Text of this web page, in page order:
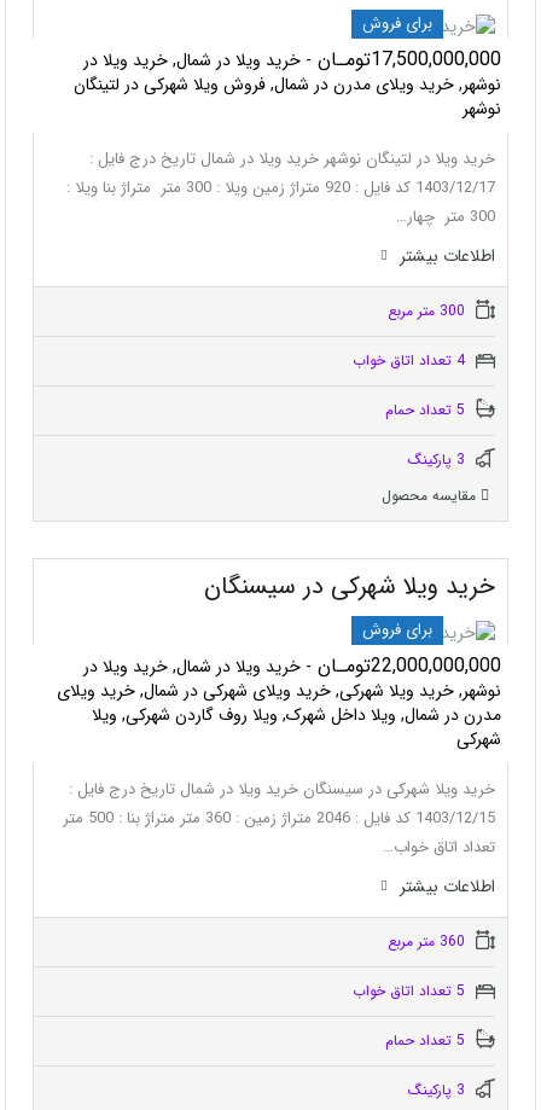
برای فروش
17,500,000,000تومـان
- خرید ویلا در شمال, خرید ویلا در
نوشهر, خرید ویلای مدرن در شمال, فروش ویلا شهرکی در لتینگان
نوشهر
خرید ویلا در لتینگان نوشهر خرید ویلا در شمال تاریخ درج فایل :
1403/12/17 کد فایل : 920 متراژ زمین ویلا : 300 متر متراژ بنا ویلا :
300 متر چهار…
اطلاعات بيشتر
4 تعداد اتاق خواب
مقایسه محصول
خرید ویلا شهرکی در سیسنگان
برای فروش
22,000,000,000تومـان
- خرید ویلا در شمال, خرید ویلا در
نوشهر, خرید ویلا شهرکی, خرید ویلای شهرکی در شمال, خرید ویلای
مدرن در شمال, ویلا داخل شهرک, ویلا روف گاردن شهرکی, ویلا
شهرکی
خرید ویلا شهرکی در سیسنگان خرید ویلا در شمال تاریخ درج فایل :
1403/12/15 کد فایل : 2046 متراژ زمین : 360 متر متراژ بنا : 500 متر
تعداد اتاق خواب…
اطلاعات بيشتر